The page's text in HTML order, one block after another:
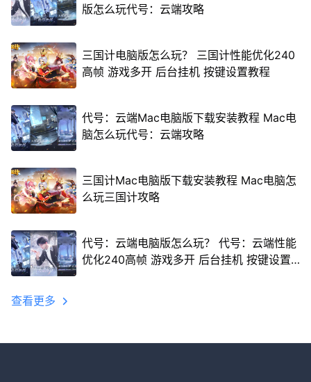
版怎么玩代号：云端攻略
三国计电脑版怎么玩？ 三国计性能优化240
高帧 游戏多开 后台挂机 按键设置教程
代号：云端Mac电脑版下载安装教程 Mac电
脑怎么玩代号：云端攻略
三国计Mac电脑版下载安装教程 Mac电脑怎
么玩三国计攻略
代号：云端电脑版怎么玩？ 代号：云端性能
优化240高帧 游戏多开 后台挂机 按键设置
查看更多